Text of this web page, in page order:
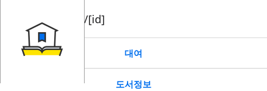
book/rent/[id]
대여
도서정보